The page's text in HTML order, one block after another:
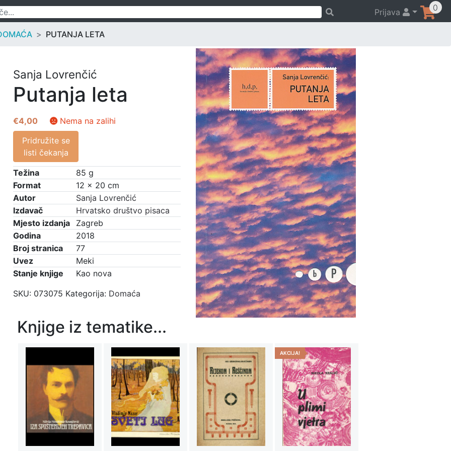
Prijava 0
PUTANJA LETA
Sanja Lovrenčić
Putanja leta
€4,00
Nema na zalihi
Pridružite se
listi čekanja
Težina
85 g
Format
12 × 20 cm
Autor
Sanja Lovrenčić
Izdavač
Hrvatsko društvo pisaca
Mjesto izdanja
Zagreb
Godina
2018
Broj stranica
77
Uvez
Meki
Stanje knjige
Kao nova
SKU: 073075 Kategorija: Domaća
Knjige iz tematike...
AKCIJA!